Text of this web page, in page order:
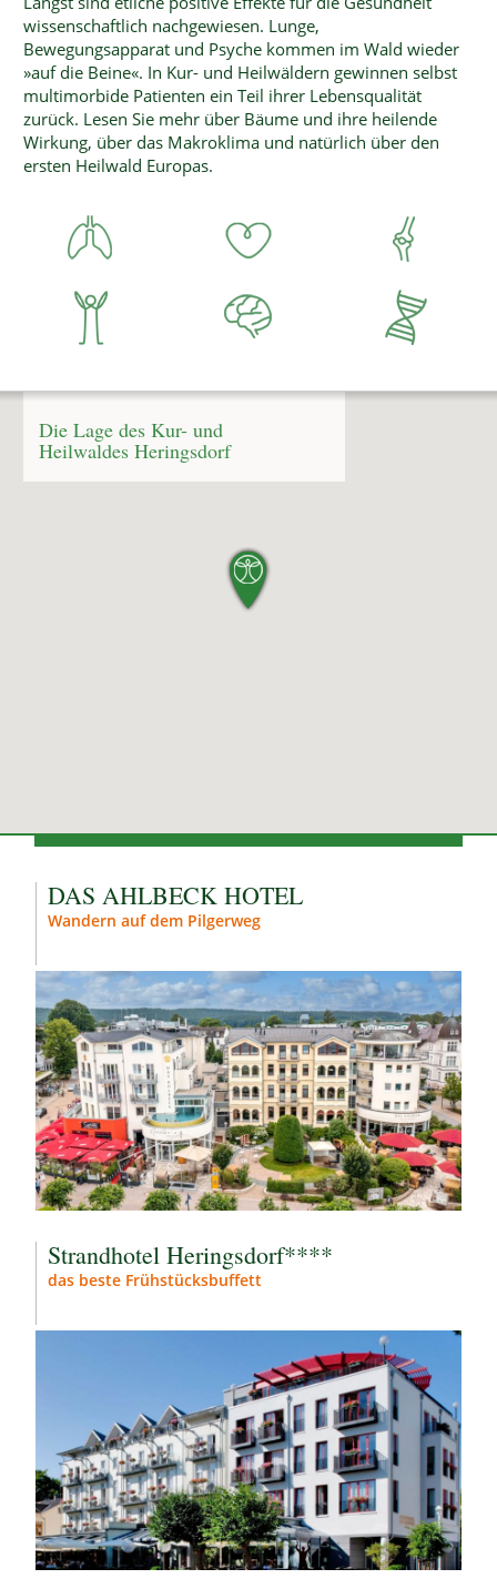
wissenschaftlich nachgewiesen. Lunge,
Bewegungsapparat und Psyche kommen im Wald wieder
»auf die Beine«. In Kur- und Heilwäldern gewinnen selbst
multimorbide Patienten ein Teil ihrer Lebensqualität
zurück. Lesen Sie mehr über Bäume und ihre heilende
Wirkung, über das Makroklima und natürlich über den
ersten Heilwald Europas.
Die Lage des Kur- und
Heilwaldes Heringsdorf
DAS AHLBECK HOTEL
Wandern auf dem Pilgerweg
Strandhotel Heringsdorf****
das beste Frühstücksbuffett